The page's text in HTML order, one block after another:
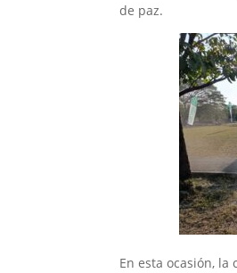
de paz.
En esta ocasión,